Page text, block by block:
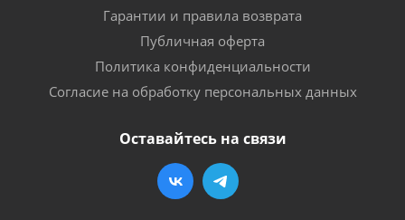
Гарантии и правила возврата
Публичная оферта
Политика конфиденциальности
Согласие на обработку персональных данных
Оставайтесь на связи